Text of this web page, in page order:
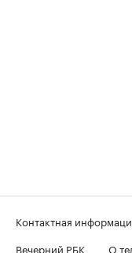
Контактная
Вечерний РБК
О